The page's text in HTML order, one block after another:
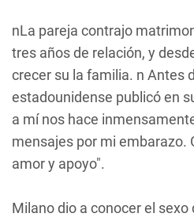
nLa pareja contrajo
tres años de relación, y
crecer su la familia. n Antes
estadounidense publicó en
a mí nos hace
mensajes por mi embarazo.
amor y apoyo".
Milano dio a conocer el sexo